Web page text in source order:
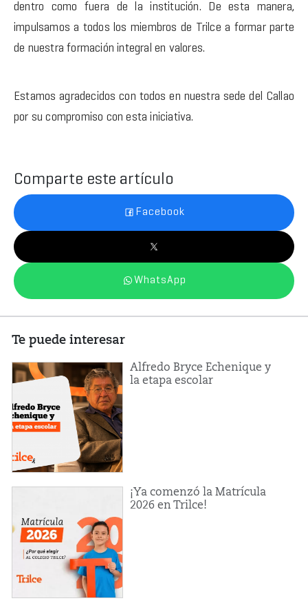
dentro como fuera de la institución. De esta manera,
impulsamos a todos los miembros de Trilce a formar parte
de nuestra formación integral en valores.
Estamos agradecidos con todos en nuestra sede del Callao
por su compromiso con esta iniciativa.
Comparte este artículo
Facebook
WhatsApp
Te puede interesar
Alfredo Bryce Echenique y
la etapa escolar
¡Ya comenzó la Matrícula
2026 en Trilce!